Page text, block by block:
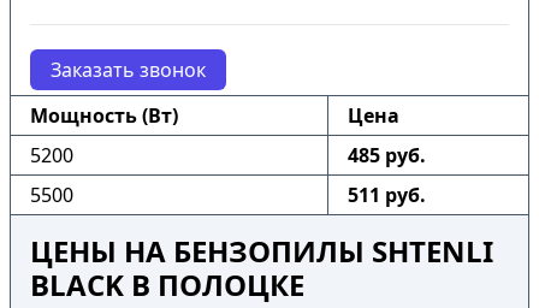
Заказать звонок
Мощность (Вт)
Цена
5200
485 руб.
5500
511 руб.
ЦЕНЫ НА БЕНЗОПИЛЫ SHTENLI
BLACK В ПОЛОЦКЕ